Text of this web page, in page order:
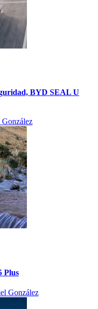
BYD SEAL U
Plus
González